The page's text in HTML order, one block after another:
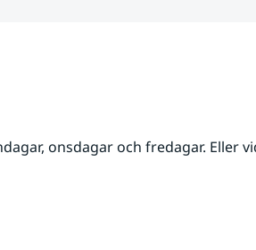
onsdagar och fredagar. Eller